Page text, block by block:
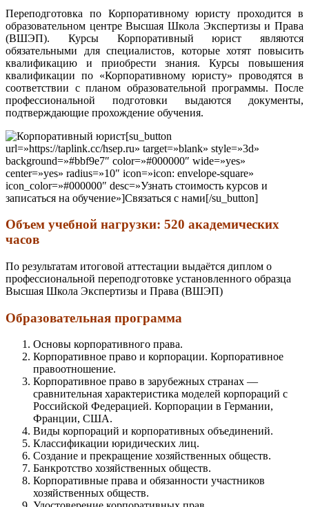
Переподготовка по Корпоративному юристу проходится в
образовательном центре Высшая Школа Экспертизы и Права
(ВШЭП). Курсы Корпоративный юрист являются
обязательными для специалистов, которые хотят повысить
квалификацию и приобрести знания. Курсы повышения
квалификации по «Корпоративному юристу» проводятся в
соответствии с планом образовательной программы. После
профессиональной подготовки выдаются документы,
подтверждающие прохождение обучения.
[su_button
url=»https://taplink.cc/hsep.ru» target=»blank» style=»3d»
background=»#bbf9e7″ color=»#000000″ wide=»yes»
center=»yes» radius=»10″ icon=»icon: envelope-square»
icon_color=»#000000″ desc=»Узнать стоимость курсов и
записаться на обучение»]Связаться с нами[/su_button]
Объем учебной нагрузки: 520 академических
часов
По результатам итоговой аттестации выдаётся диплом о
профессиональной переподготовке установленного образца
Высшая Школа Экспертизы и Права (ВШЭП)
Образовательная программа
Основы корпоративного права.
Корпоративное право и корпорации. Корпоративное
правоотношение.
Корпоративное право в зарубежных странах —
сравнительная характеристика моделей корпораций с
Российской Федерацией. Корпорации в Германии,
Франции, США.
Виды корпораций и корпоративных объединений.
Классификации юридических лиц.
Создание и прекращение хозяйственных обществ.
Банкротство хозяйственных обществ.
Корпоративные права и обязанности участников
хозяйственных обществ.